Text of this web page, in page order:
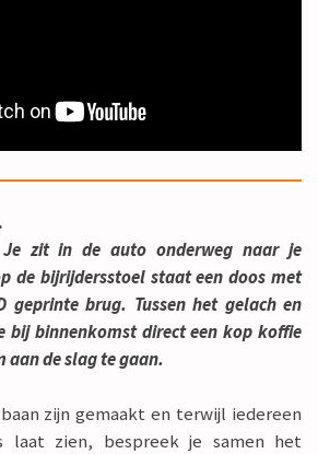
zit in de auto onderweg naar je
de bijrijdersstoel staat een doos met
geprinte brug. Tussen het gelach en
bij binnenkomst direct een kop koffie
aan de slag te gaan.
zijn gemaakt en terwijl iedereen
laat zien, bespreek je samen het